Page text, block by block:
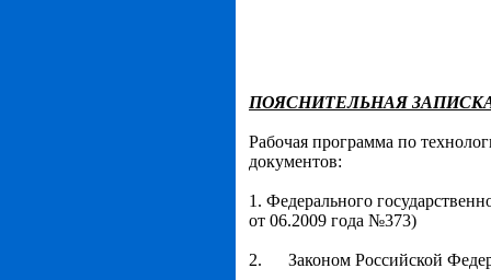
ПОЯСНИТЕЛЬНАЯ
Рабочая программа по
документов:
1. Федерального
от 06.2009 года №373)
2. Законом Российской